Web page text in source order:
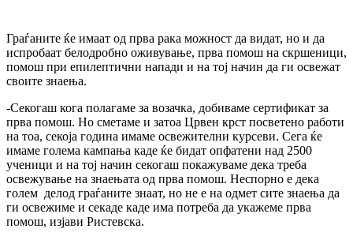
Граѓаните ќе имаат од прва рака можност да видат, но и да
испробаат белодробно оживување, прва помош на скршеници,
помош при епилептични напади и на тој начин да ги освежат
своите знаења.
-Секогаш кога полагаме за возачка, добиваме сертификат за
прва помош. Но сметаме и затоа Црвен крст посветено работи
на тоа, секоја година имаме освежителни курсеви. Сега ќе
имаме голема кампања каде ќе бидат опфатени над 2500
ученици и на тој начин секогаш покажуваме дека треба
освежување на знаењата од прва помош. Неспорно е дека
голем делод граѓаните знаат, но не е на одмет сите знаења да
ги освежиме и секаде каде има потреба да укажеме прва
помош, изјави Ристевска.